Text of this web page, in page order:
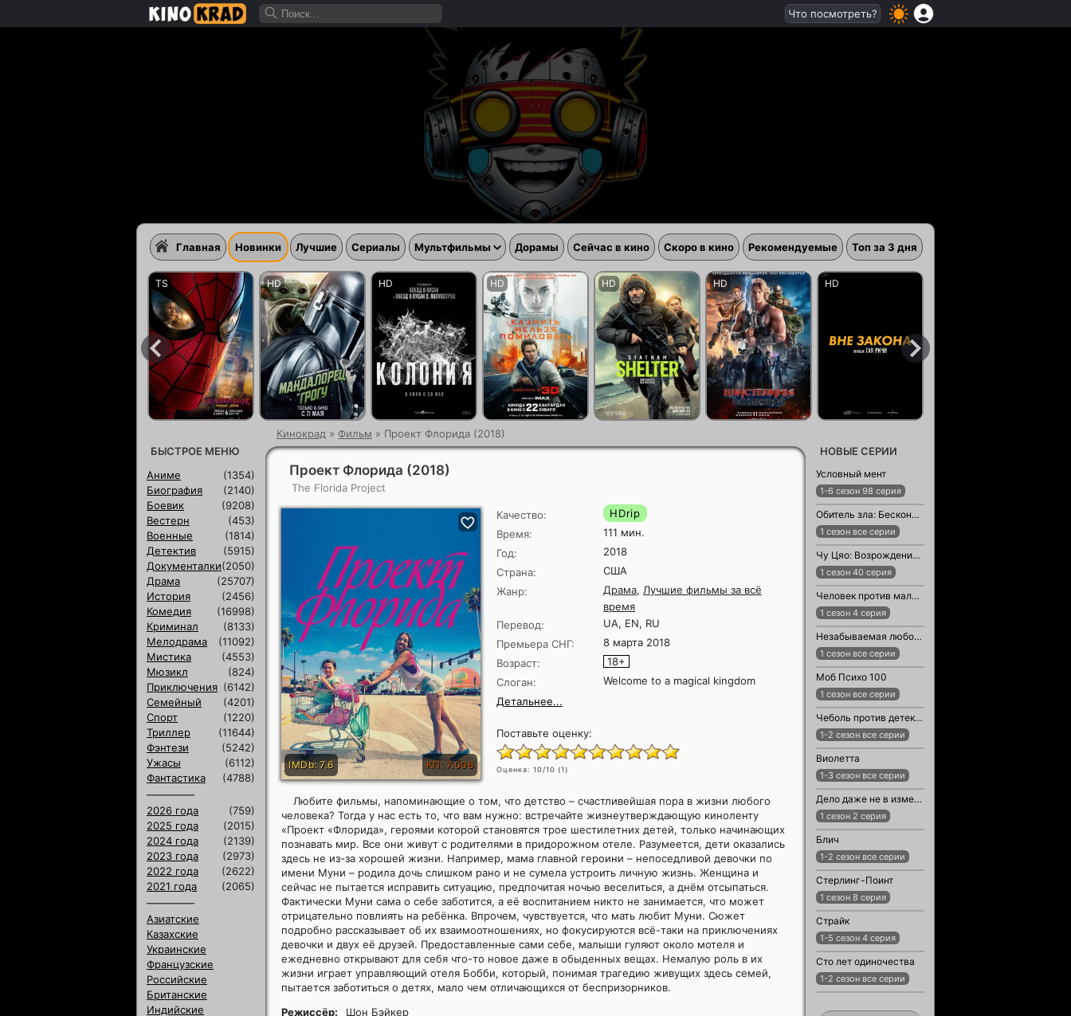
Кинокрад » Фильм » Проект Флорида (2018)
Проект Флорида (2018)
The Florida Project
IMDb: 7.6 КП: 7.006
Качество:
HDrip
Время:
111 мин.
Год:
2018
Страна:
США
Жанр:
Драма, Лучшие фильмы за всё
время
Перевод:
UA, EN, RU
Премьера СНГ:
8 марта 2018
Возраст:
18+
Слоган:
Welcome to a magical kingdom
Детальнее...
Поставьте оценку:
Оценка: 10/10 (1)
Любите фильмы, напоминающие о том, что детство – счастливейшая пора в жизни любого
человека? Тогда у нас есть то, что вам нужно: встречайте жизнеутверждающую киноленту
«Проект «Флорида», героями которой становятся трое шестилетних детей, только начинающих
познавать мир. Все они живут с родителями в придорожном отеле. Разумеется, дети оказались
здесь не из-за хорошей жизни. Например, мама главной героини – непоседливой девочки по
имени Муни – родила дочь слишком рано и не сумела устроить личную жизнь. Женщина и
сейчас не пытается исправить ситуацию, предпочитая ночью веселиться, а днём отсыпаться.
Фактически Муни сама о себе заботится, а её воспитанием никто не занимается, что может
отрицательно повлиять на ребёнка. Впрочем, чувствуется, что мать любит Муни. Сюжет
подробно рассказывает об их взаимоотношениях, но фокусируются всё-таки на приключениях
девочки и двух её друзей. Предоставленные сами себе, малыши гуляют около мотеля и
ежедневно открывают для себя что-то новое даже в обыденных вещах. Немалую роль в их
жизни играет управляющий отеля Бобби, который, понимая трагедию живущих здесь семей,
пытается заботиться о детях, мало чем отличающихся от беспризорников.
Режиссёр:
Шон Бэйкер
БЫСТРОЕ МЕНЮ
Аниме
(1354)
Биография
(2140)
Боевик
(9208)
Вестерн
(453)
Военные
(1814)
Детектив
(5915)
Документалки(2050)
Драма
(25707)
История
(2456)
Комедия
(16998)
Криминал
(8133)
Мелодрама
(11092)
Мистика
(4553)
Мюзикл
(824)
Приключения (6142)
Семейный
(4201)
Спорт
(1220)
Триллер
(11644)
Фэнтези
(5242)
Ужасы
(6112)
Фантастика
(4788)
2026 года
(759)
2025 года
(2015)
2024 года
(2139)
2023 года
(2973)
2022 года
(2622)
2021 года
(2065)
Азиатские
Казахские
Украинские
Французские
Российские
Британские
Индийские
НОВЫЕ СЕРИИ
Условный мент
1-6 сезон 98 серия
Обитель зла: Бесконечная тьма
1 сезон все серии
Чу Цяо: Возрождение из Ледяного озера
1 сезон 40 серия
Человек против малыша
1 сезон 4 серия
Незабываемая любовь / Возлюбленный незнакомец
1 сезон все серии
Моб Психо 100
1 сезон все серии
Чеболь против детектива
1-2 сезон все серии
Виолетта
1-3 сезон все серии
Дело даже не в измене
1 сезон 2 серия
Блич
1-2 сезон все серии
Стерлинг-Поинт
1 сезон 8 серия
Страйк
1-5 сезон 4 серия
Сто лет одиночества
1-2 сезон все серии
Главная Новинки Лучшие Сериалы Мультфильмы Дорамы Сейчас в кино Скоро в кино Рекомендуемые Топ за 3 дня
Что посмотреть?